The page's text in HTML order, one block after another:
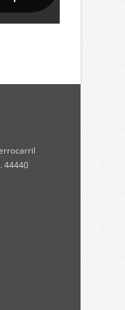
44440